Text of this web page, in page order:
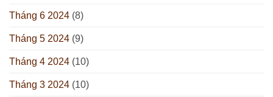
Tháng 6 2024 (8)
Tháng 5 2024 (9)
Tháng 4 2024 (10)
Tháng 3 2024 (10)